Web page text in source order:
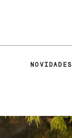
NOVIDADES